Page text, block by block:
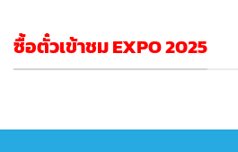
ซื้อตั๋วเข้าชม EXPO 2025